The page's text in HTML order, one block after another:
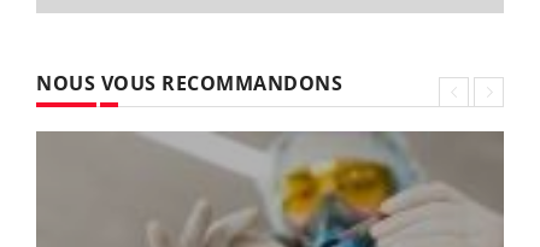
NOUS VOUS RECOMMANDONS